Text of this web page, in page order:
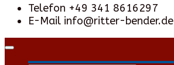
Telefon +49 341 8616297
E-Mail info@ritter-bender.de
Toggle
navigation